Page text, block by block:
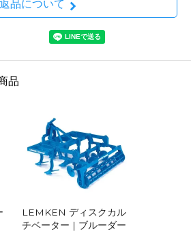
返品について
品
LEMKEN ディスクカル
チベーター | ブルーダー